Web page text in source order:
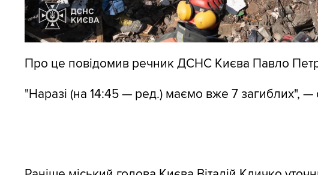
Про це повідомив речник ДСНС Києва Павло
"Наразі (на 14:45 — ред.) маємо вже 7 загиблих", —